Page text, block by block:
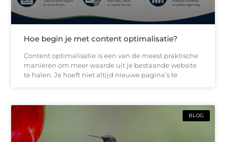
Hoe begin je met content optimalisatie?
Content optimalisatie is een van de meest praktische
manieren om meer waarde uit je bestaande website
te halen. Je hoeft niet altijd nieuwe pagina’s te
BLOG